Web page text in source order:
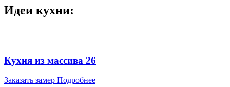
Идеи кухни:
Кухня из массива 26
Заказать замер Подробнее